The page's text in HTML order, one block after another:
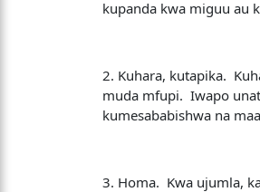
kupanda kwa miguu au
2. Kuhara, kutapika.
muda mfupi. Iwapo
kumesababishwa na
3. Homa. Kwa ujumla,